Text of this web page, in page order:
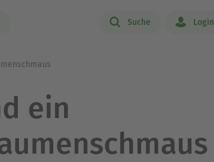
Suche Login
ein